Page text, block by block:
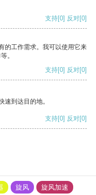
支持[0] 反对[0]
的工作需求。我可以使用它来
。
支持[0] 反对[0]
速到达目的地。
支持[0] 反对[0]
旋风 旋风加速